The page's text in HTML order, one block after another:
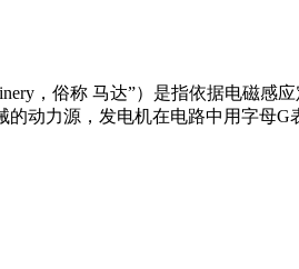
，俗称 马达”）是指依据电磁
的动力源，发电机在电路中用字母